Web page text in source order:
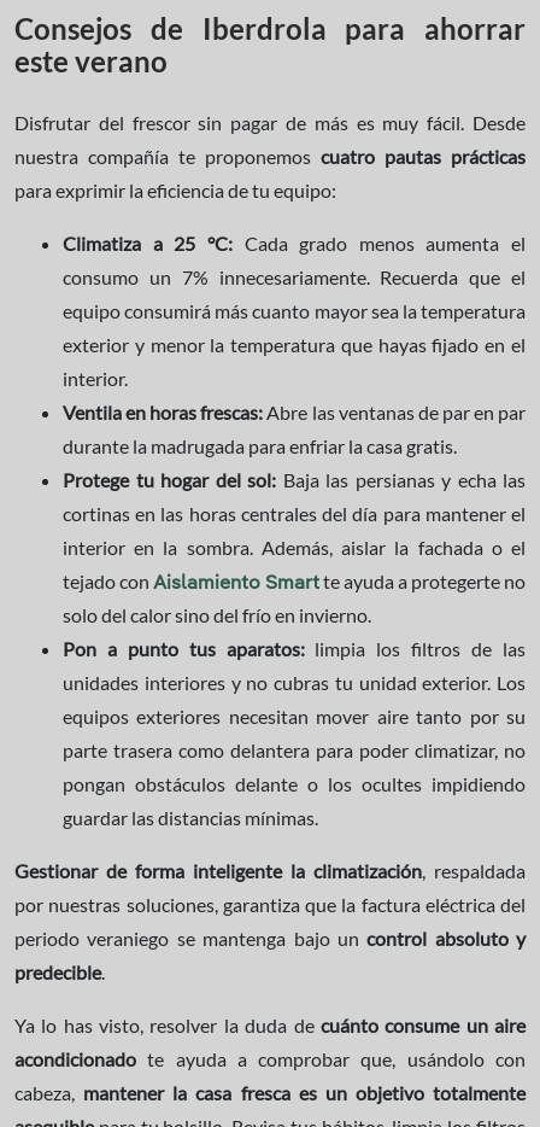
Consejos de Iberdrola para ahorrar
este verano
Disfrutar del frescor sin pagar de más es muy fácil. Desde
nuestra compañía te proponemos cuatro pautas prácticas
para exprimir la eficiencia de tu equipo:
Climatiza a 25 °C:Cada grado menos aumenta el
consumo un 7% innecesariamente. Recuerda que el
equipo consumirá más cuanto mayor sea la temperatura
exterior y menor la temperatura que hayas fijado en el
interior.
Ventila en horas frescas:Abre las ventanas de par en par
durante la madrugada para enfriar la casa gratis.
Protege tu hogar del sol: Baja las persianas y echa las
cortinas en las horas centrales del día para mantener el
interior en la sombra. Además, aislar la fachada o el
tejado con Aislamiento Smartte ayuda a protegerte no
solo del calor sino del frío en invierno.
Pon a punto tus aparatos:limpia los filtros de las
unidades interiores y no cubras tu unidad exterior. Los
equipos exteriores necesitan mover aire tanto por su
parte trasera como delantera para poder climatizar, no
pongan obstáculos delante o los ocultes impidiendo
guardar las distancias mínimas.
Gestionar de forma inteligente la climatización, respaldada
por nuestras soluciones, garantiza que la factura eléctrica del
periodo veraniego se mantenga bajo uncontrol absoluto y
predecible.
Ya lo has visto, resolver la duda de cuánto consume un aire
acondicionado te ayuda a comprobar que, usándolo con
cabeza, mantener la casa fresca es un objetivo totalmente